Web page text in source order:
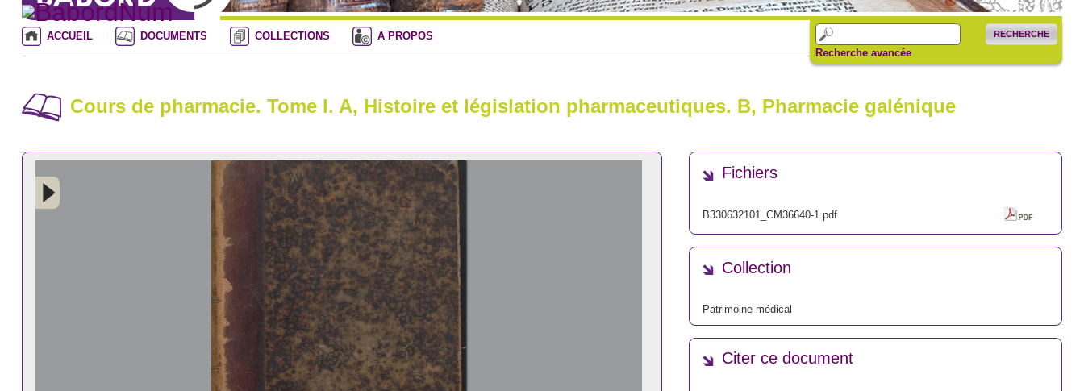
RECHERCHE
Recherche avancée
ACCUEIL DOCUMENTS COLLECTIONS A PROPOS
Cours de pharmacie. Tome I. A, Histoire et législation pharmaceutiques. B, Pharmacie galénique
Fichiers
B330632101_CM36640-1.pdf
Collection
Patrimoine médical
Citer ce document